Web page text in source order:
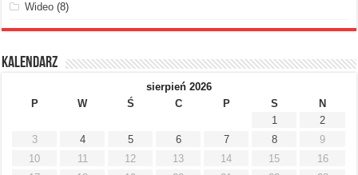
Wideo (8)
Kalendarz
sierpień 2026
P
W Ś C P S
N
1
2
3
4 5 6 7 8
9
10
11 12 13 14 15
16